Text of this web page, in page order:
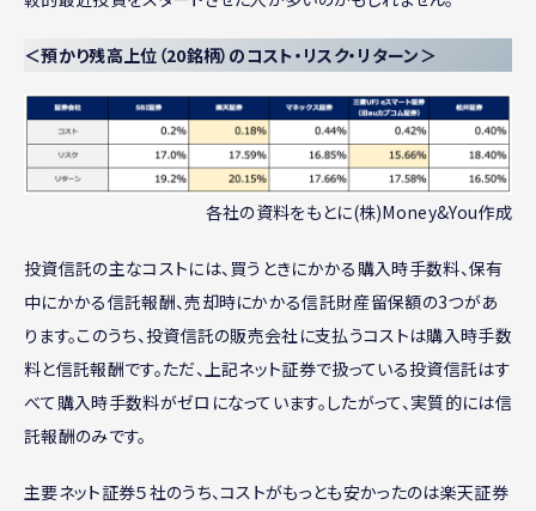
＜預かり残高上位（20銘柄）のコスト・リスク・リターン＞
各社の資料をもとに(株)Money&You作成
投資信託の主なコストには、買うときにかかる購入時手数料、保有
中にかかる信託報酬、売却時にかかる信託財産留保額の3つがあ
ります。このうち、投資信託の販売会社に支払うコストは購入時手数
料と信託報酬です。ただ、上記ネット証券で扱っている投資信託はす
べて購入時手数料がゼロになっています。したがって、実質的には信
託報酬のみです。
主要ネット証券５社のうち、コストがもっとも安かったのは楽天証券